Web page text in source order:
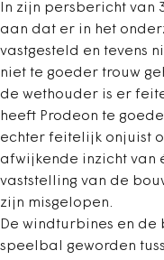
In zijn persbericht van
aan dat er in het
vastgesteld en tevens
niet te goeder trouw
de wethouder is er
heeft Prodeon te
echter feitelijk onjuist
afwijkende inzicht van
vaststelling van de
zijn misgelopen.
De windturbines en de
speelbal geworden